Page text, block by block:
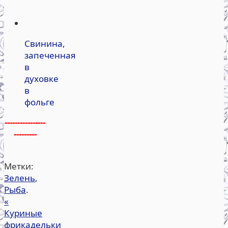
Свинина,
запеченная
в
духовке
в
фольге
----------------
---------
Метки:
Зелень,
Рыба.
«
Куриные
фрикадельки